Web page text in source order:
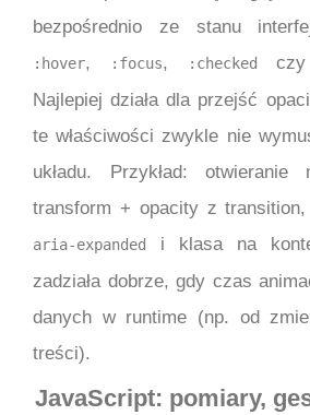
bezpośrednio ze stanu
:hover, :focus, :checked
czy
Najlepiej działa dla przejść
te właściwości zwykle nie
układu. Przykład:
transform + opacity z
aria-expanded
i klasa na
zadziała dobrze, gdy czas
danych w runtime (np. od
treści).
JavaScript: pomiary,